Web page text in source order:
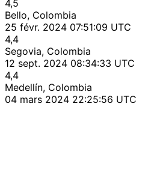
4,5
Bello, Colombia
25 févr. 2024 07:51:09 UTC
4,4
Segovia, Colombia
12 sept. 2024 08:34:33 UTC
4,4
Medellín, Colombia
04 mars 2024 22:25:56 UTC